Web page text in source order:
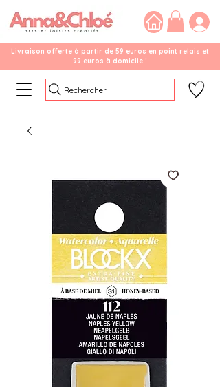
Livraison offerte à partir de 59 euros en point relais et
99 euros à domicile !
Rechercher